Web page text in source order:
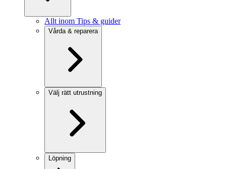
Allt inom Tips & guider
Vårda & reparera
Välj rätt utrustning
Löpning